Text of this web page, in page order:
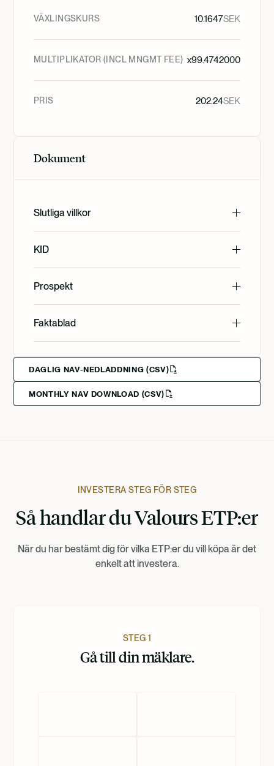
VÄXLINGSKURS 10.1647SEK
MULTIPLIKATOR (INCL MNGMT FEE) x99.4742000
PRIS 202.24SEK
Dokument
Slutliga villkor
English
Svenska
KID
English
Svenska
Dansk
Prospekt
English
Faktablad
English
Svenska
DAGLIG NAV-NEDLADDNING (CSV)
MONTHLY NAV DOWNLOAD (CSV)
INVESTERA STEG FÖR STEG
Så handlar du Valours ETP:er
När du har bestämt dig för vilka ETP:er du vill köpa är det
enkelt att investera.
STEG 1
Gå till din mäklare.